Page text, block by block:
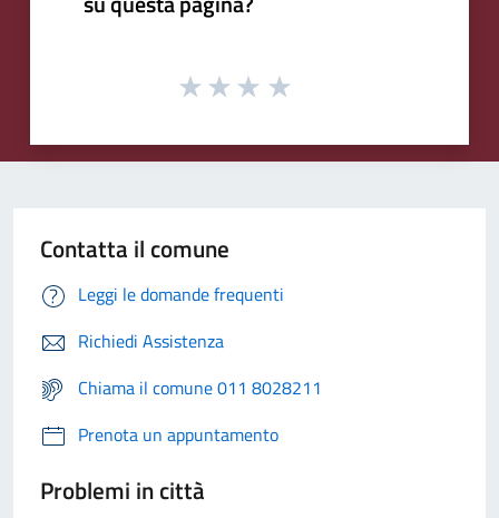
Contatta il comune
Leggi le domande frequenti
Richiedi Assistenza
Chiama il comune 011 8028211
Prenota un appuntamento
Problemi in città